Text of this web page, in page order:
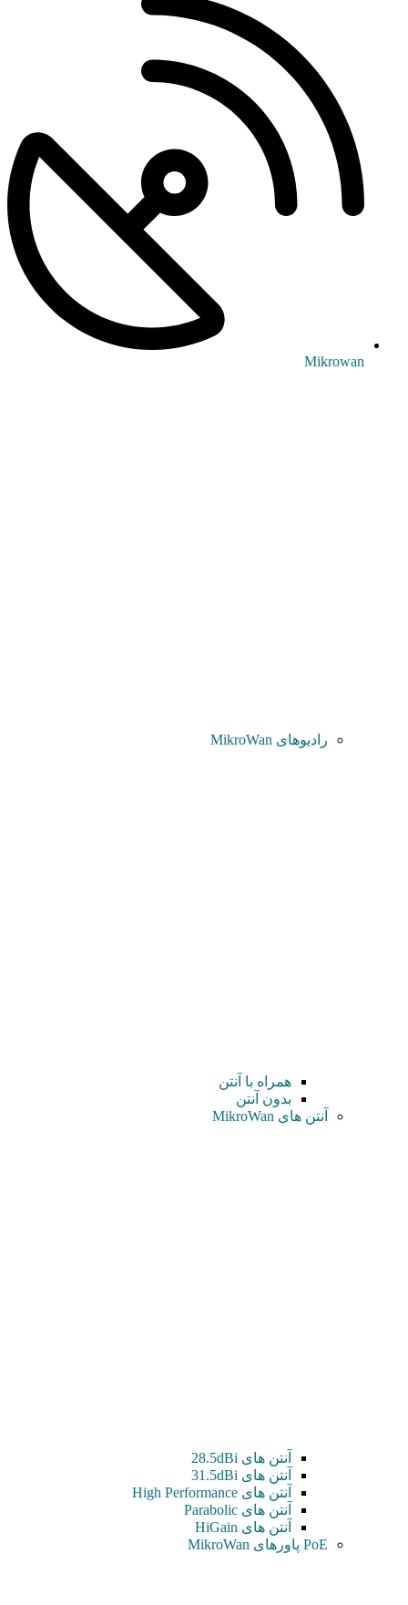
Mikrowan
رادیوهای MikroWan
همراه با آنتن
بدون آنتن
آنتن های MikroWan
آنتن های 28.5dBi
آنتن های 31.5dBi
آنتن های High Performance
آنتن های Parabolic
آنتن های HiGain
PoE پاورهای MikroWan